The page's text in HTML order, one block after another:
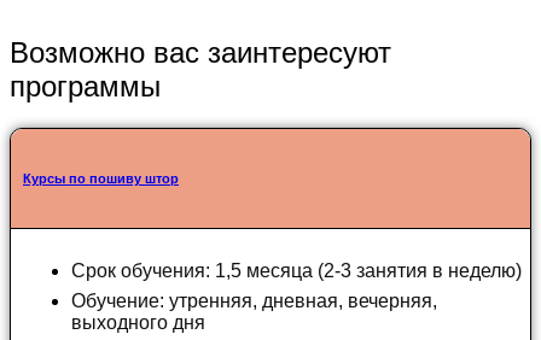
Возможно вас заинтересуют
программы
Курсы по пошиву штор
Срок обучения: 1,5 месяца (2-3 занятия в неделю)
Обучение: утренняя, дневная, вечерняя,
выходного дня